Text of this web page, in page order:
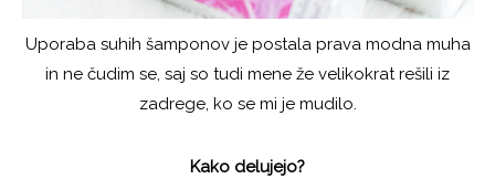
Uporaba suhih šamponov je postala prava modna muha
in ne čudim se, saj so tudi mene že velikokrat rešili iz
zadrege, ko se mi je mudilo.
Kako delujejo?